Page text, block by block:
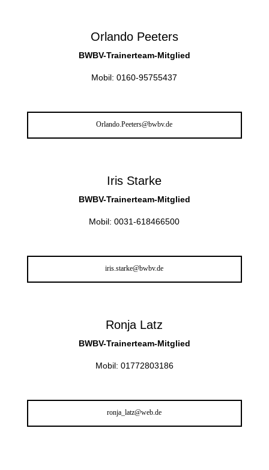
Orlando Peeters
BWBV-Trainerteam-Mitglied
Mobil: 0160-95755437
Orlando.Peeters@bwbv.de
Iris Starke
BWBV-Trainerteam-Mitglied
Mobil: 0031-618466500
iris.starke@bwbv.de
Ronja Latz
BWBV-Trainerteam-Mitglied
Mobil: 01772803186
ronja_latz@web.de